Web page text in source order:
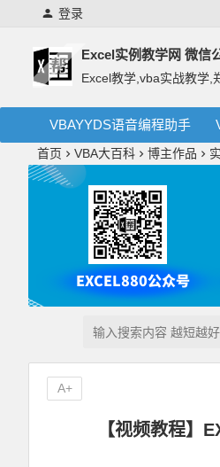
登录
Excel实例教学网 微信
Excel教学,vba实战教学,
VBAYYDS语音编程助手
首页 VBA大百科 博主作品
【视频教程】
A+